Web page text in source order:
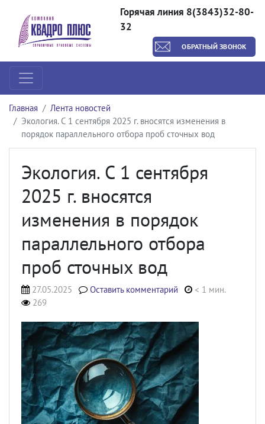
Горячая линия 8(3843)32-80-
32
ОБРАТНЫЙ ЗВОНОК
Главная
Лента новостей
Экология. С 1 сентября 2025 г. вносятся изменения в
порядок параллельного отбора проб сточных вод
Экология. С 1 сентября
2025 г. вносятся
изменения в порядок
параллельного отбора
проб сточных вод
27.05.2025 Оставить комментарий
< 1 мин.
269